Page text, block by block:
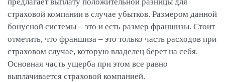
предлагает выплату положительной разницы для
страховой компании в случае убытков. Размером данной
бонусной системы – это и есть размер франшизы. Стоит
отметить, что франшиза – это только часть расходов при
страховом случае, которую владелец берет на себя.
Основная часть ущерба при этом все равно
выплачивается страховой компанией.